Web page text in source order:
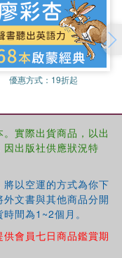
nanomaterial
applications including
hydrogen and gas
storage systems,
優惠方式： 19折起
實際出貨商品，以出
出版社供應狀況特
以空運的方式為你下
文書與其他商品分開
間為1~2個月。
供會員七日商品鑑賞期